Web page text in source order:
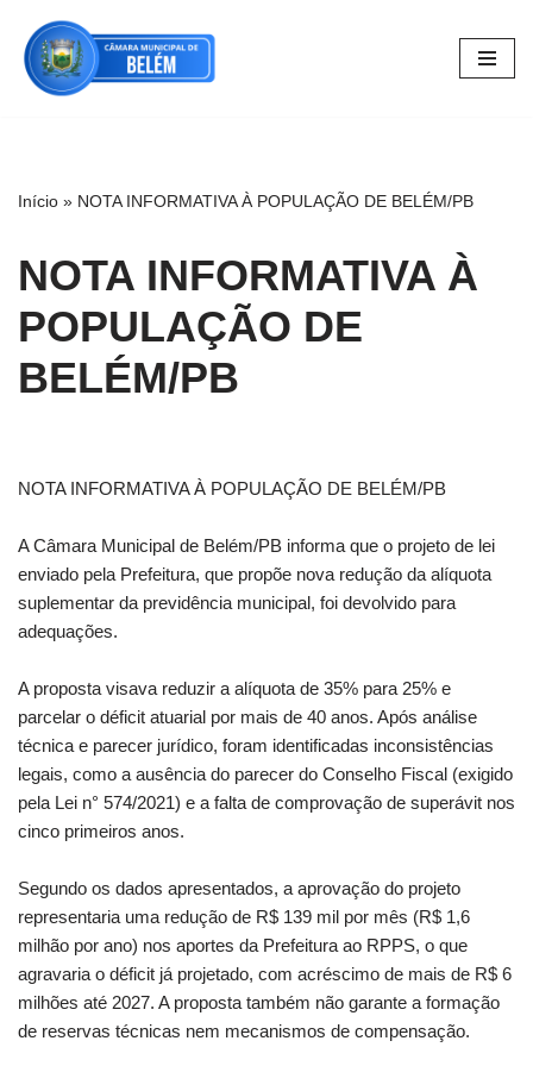
Pular
para
Início » NOTA INFORMATIVA À POPULAÇÃO DE BELÉM/PB
NOTA INFORMATIVA À
POPULAÇÃO DE
BELÉM/PB
NOTA INFORMATIVA À POPULAÇÃO DE BELÉM/PB
A Câmara Municipal de Belém/PB informa que o projeto de lei
enviado pela Prefeitura, que propõe nova redução da alíquota
suplementar da previdência municipal, foi devolvido para
adequações.
A proposta visava reduzir a alíquota de 35% para 25% e
parcelar o déficit atuarial por mais de 40 anos. Após análise
técnica e parecer jurídico, foram identificadas inconsistências
legais, como a ausência do parecer do Conselho Fiscal (exigido
pela Lei n° 574/2021) e a falta de comprovação de superávit nos
cinco primeiros anos.
Segundo os dados apresentados, a aprovação do projeto
representaria uma redução de R$ 139 mil por mês (R$ 1,6
milhão por ano) nos aportes da Prefeitura ao RPPS, o que
agravaria o déficit já projetado, com acréscimo de mais de R$ 6
milhões até 2027. A proposta também não garante a formação
de reservas técnicas nem mecanismos de compensação.